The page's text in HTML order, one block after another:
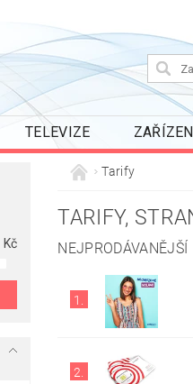
TELEVIZE
Kč
Tarify
TARIFY,
NEJPRODÁVANĚJŠÍ
1.
2.